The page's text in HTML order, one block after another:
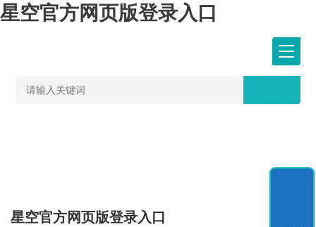
星空官方网页版登录入口
星空官方网页版登录入口